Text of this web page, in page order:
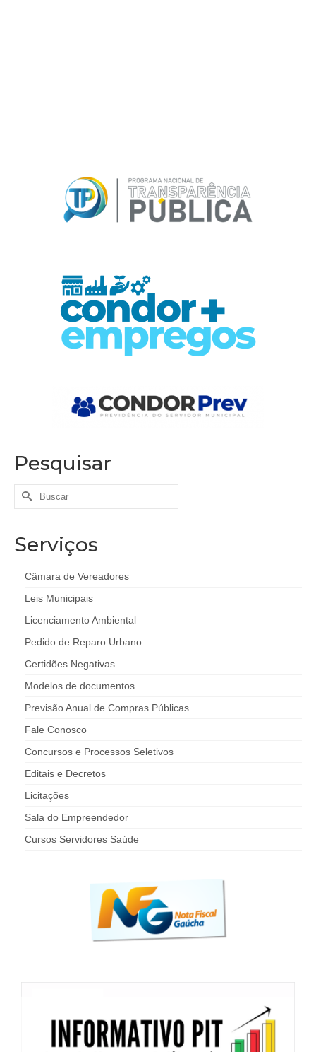
Pesquisar
Buscar
por:
Serviços
Câmara de Vereadores
Leis Municipais
Licenciamento Ambiental
Pedido de Reparo Urbano
Certidões Negativas
Modelos de documentos
Previsão Anual de Compras Públicas
Fale Conosco
Concursos e Processos Seletivos
Editais e Decretos
Licitações
Sala do Empreendedor
Cursos Servidores Saúde